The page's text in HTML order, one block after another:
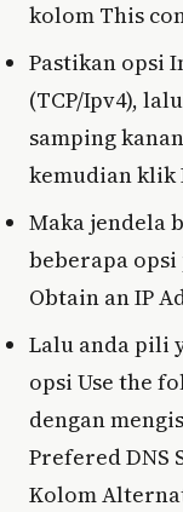
kolom This
Pastikan opsi
(TCP/Ipv4),
samping
kemudian klik
Maka jendela
beberapa
Obtain an IP
Lalu anda pili
opsi Use the
dengan
Prefered DNS
Kolom